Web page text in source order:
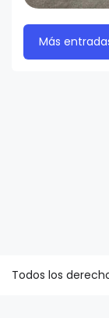
Más
Todos los